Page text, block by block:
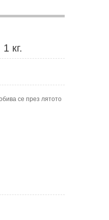
кг.
се през лятото